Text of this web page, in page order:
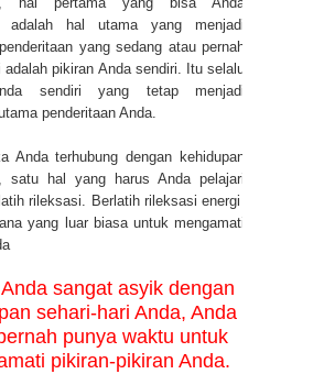
adalah hal utama yang menjadi
yang sedang atau pernah
adalah pikiran Anda sendiri. Itu selalu
sendiri yang tetap menjadi
penderitaan Anda.
Anda terhubung dengan kehidupan
satu hal yang harus Anda pelajari
rileksasi. Berlatih rileksasi energi
yang luar biasa untuk mengamati
sangat asyik dengan
sehari-hari Anda, Anda
punya waktu untuk
pikiran-pikiran Anda.